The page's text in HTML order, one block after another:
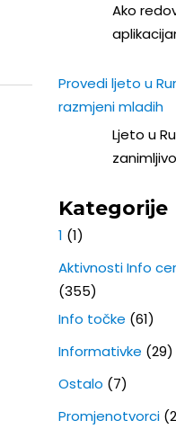
Ako
Provedi ljeto u
razmjeni mladih
Ljeto u
Kategorije
1 (1)
Aktivnosti Info
(355)
Info točke (61)
Informativke (29)
Ostalo (7)
Promjenotvorci